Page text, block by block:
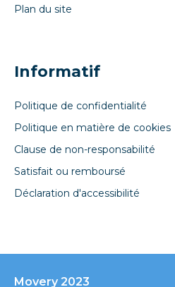
Plan du site
Informatif
Politique de confidentialité
Politique en matière de cookies
Clause de non-responsabilité
Satisfait ou remboursé
Déclaration d'accessibilité
Movery 2023